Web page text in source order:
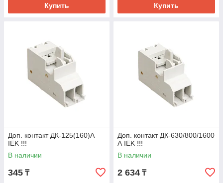
Купить Купить
Доп. контакт ДК-125(160)А
IEK !!!
В наличии
345 ₸
Доп. контакт ДК-630/800/1600
А IEK !!!
В наличии
2 634 ₸